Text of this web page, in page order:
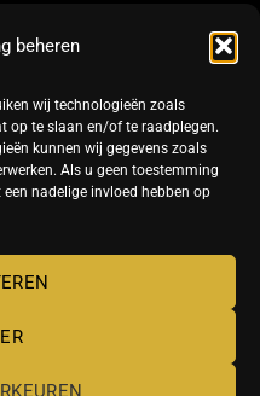
beheren
wij technologieën zoals
op te slaan en/of te raadplegen.
kunnen wij gegevens zoals
Als u geen toestemming
nadelige invloed hebben op